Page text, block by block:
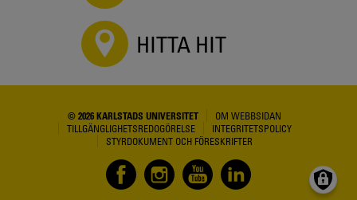
HITTA HIT
© 2026 KARLSTADS UNIVERSITET
OM WEBBSIDAN
TILLGÄNGLIGHETSREDOGÖRELSE
INTEGRITETSPOLICY
STYRDOKUMENT OCH FÖRESKRIFTER